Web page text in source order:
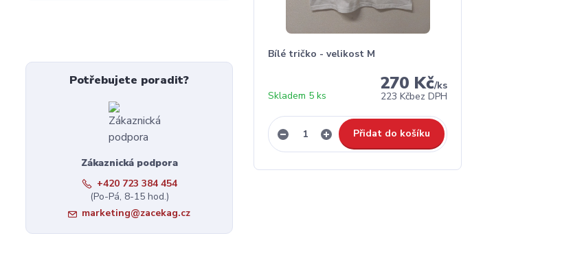
Bílé tričko - velikost M
270 Kč/ks
223 Kčbez DPH
Skladem 5 ks
Přidat do košíku
Potřebujete poradit?
Zákaznická podpora
+420 723 384 454
(Po-Pá, 8-15 hod.)
marketing@zacekag.cz